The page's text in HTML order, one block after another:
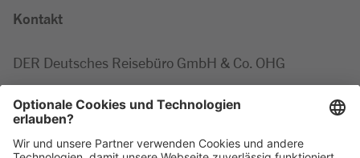
Kontakt
DER Deutsches Reisebüro GmbH & Co. OHG
Marie-LuiseMinor
Tel: +49 2203 42687